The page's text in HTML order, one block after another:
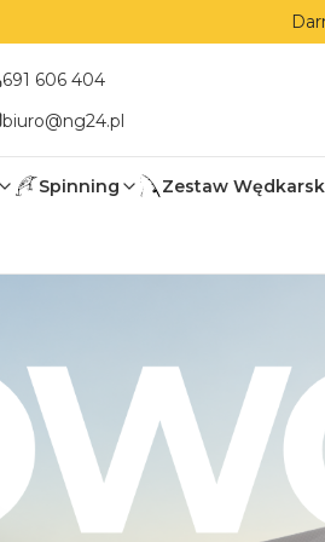
691 606 404
biuro@ng24.pl
Spinning Zestaw